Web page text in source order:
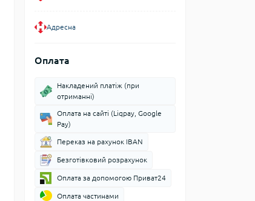
Адресна
Оплата
Накладений платіж (при
отриманні)
Оплата на сайті (Liqpay, Google
Pay)
Переказ на рахунок IBAN
Безготівковий розрахунок
Оплата за допомогою Приват24
Оплата частинами